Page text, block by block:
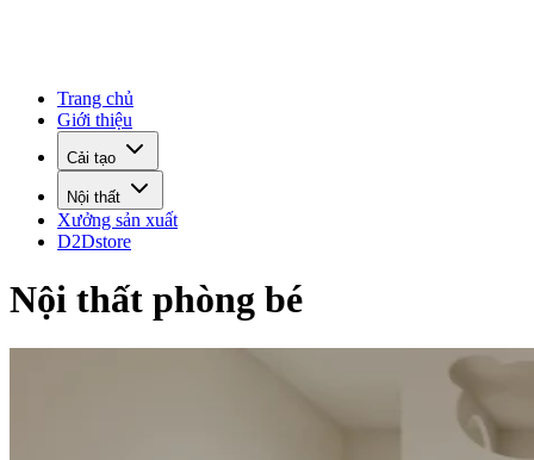
Trang chủ
Giới thiệu
Cải tạo
Nội thất
Xưởng sản xuất
D2Dstore
Nội thất phòng bé